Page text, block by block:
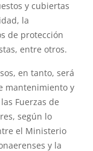
y cubiertas
la
de protección
entre otros.
en tanto, será
mantenimiento y
Fuerzas de
según lo
el Ministerio
y la